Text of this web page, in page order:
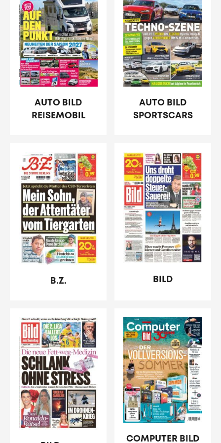
AUTO BILD
REISEMOBIL
AUTO BILD
SPORTSCARS
B.Z. BILD
COMPUTER BILD